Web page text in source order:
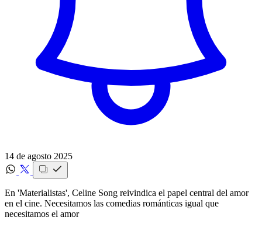
14 de agosto 2025
En 'Materialistas', Celine Song reivindica el papel central del amor
en el cine. Necesitamos las comedias románticas igual que
necesitamos el amor